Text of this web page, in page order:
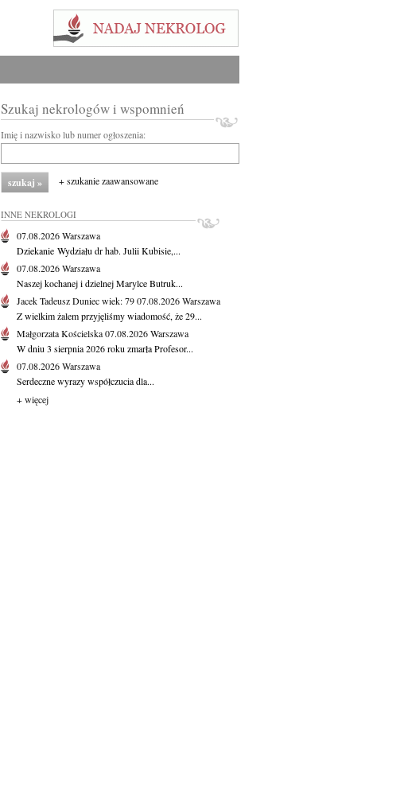
Szukaj nekrologów i wspomnień
Imię i nazwisko lub numer ogłoszenia:
+ szukanie zaawansowane
INNE NEKROLOGI
07.08.2026Warszawa
Dziekanie Wydziału dr hab. Julii Kubisie,...
07.08.2026Warszawa
Naszej kochanej i dzielnej Marylce Butruk...
Jacek Tadeusz Duniecwiek: 7907.08.2026Warszawa
Z wielkim żalem przyjęliśmy wiadomość, że 29...
Małgorzata Kościelska07.08.2026Warszawa
W dniu 3 sierpnia 2026 roku zmarła Profesor...
07.08.2026Warszawa
Serdeczne wyrazy współczucia dla...
+ więcej